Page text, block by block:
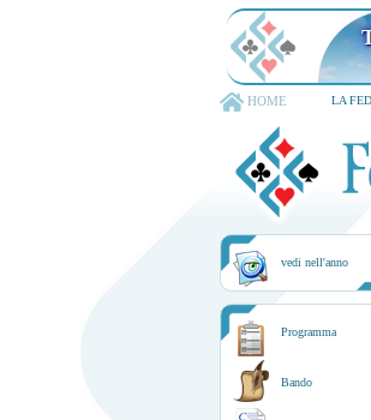
HOME LA
vedi nell'anno
Programma
Bando